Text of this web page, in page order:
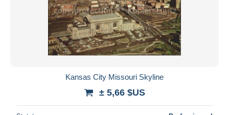
Kansas City Missouri Skyline
± 5,66 $US